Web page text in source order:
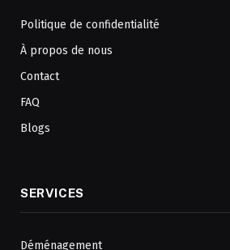
Politique de confidentialité
À propos de nous
Contact
FAQ
Blogs
SERVICES
Déménagement